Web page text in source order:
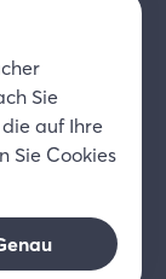
DE
Sie
auf Ihre
Sie Cookies